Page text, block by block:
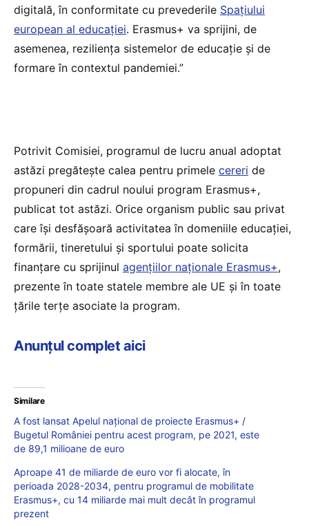
digitală, în conformitate cu prevederile Spațiului
european al educației. Erasmus+ va sprijini, de
asemenea, reziliența sistemelor de educație și de
formare în contextul pandemiei.”
Potrivit Comisiei, programul de lucru anual adoptat
astăzi pregătește calea pentru primele cereri de
propuneri din cadrul noului program Erasmus+,
publicat tot astăzi. Orice organism public sau privat
care își desfășoară activitatea în domeniile educației,
formării, tineretului și sportului poate solicita
finanțare cu sprijinul agențiilor naționale Erasmus+,
prezente în toate statele membre ale UE și în toate
țările terțe asociate la program.
Anunțul complet aici
Similare
A fost lansat Apelul național de proiecte Erasmus+ /
Bugetul României pentru acest program, pe 2021, este
de 89,1 milioane de euro
Aproape 41 de miliarde de euro vor fi alocate, în
perioada 2028-2034, pentru programul de mobilitate
Erasmus+, cu 14 miliarde mai mult decât în programul
prezent